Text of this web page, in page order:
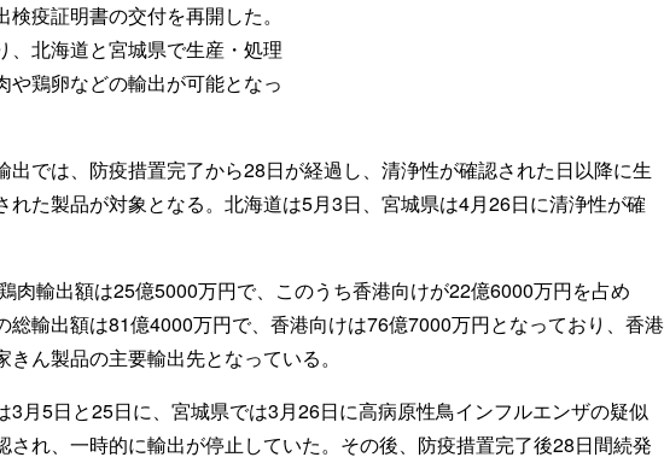
検疫証明書の交付を再開した。
、北海道と宮城県で生産・処理
や鶏卵などの輸出が可能となっ
出では、防疫措置完了から28日が経過し、清浄性が確認された日以降に生
れた製品が対象となる。北海道は5月3日、宮城県は4月26日に清浄性が確
肉輸出額は25億5000万円で、このうち香港向けが22億6000万円を占め
総輸出額は81億4000万円で、香港向けは76億7000万円となっており、香港
きん製品の主要輸出先となっている。
3月5日と25日に、宮城県では3月26日に高病原性鳥インフルエンザの疑似
され、一時的に輸出が停止していた。その後、防疫措置完了後28日間続発